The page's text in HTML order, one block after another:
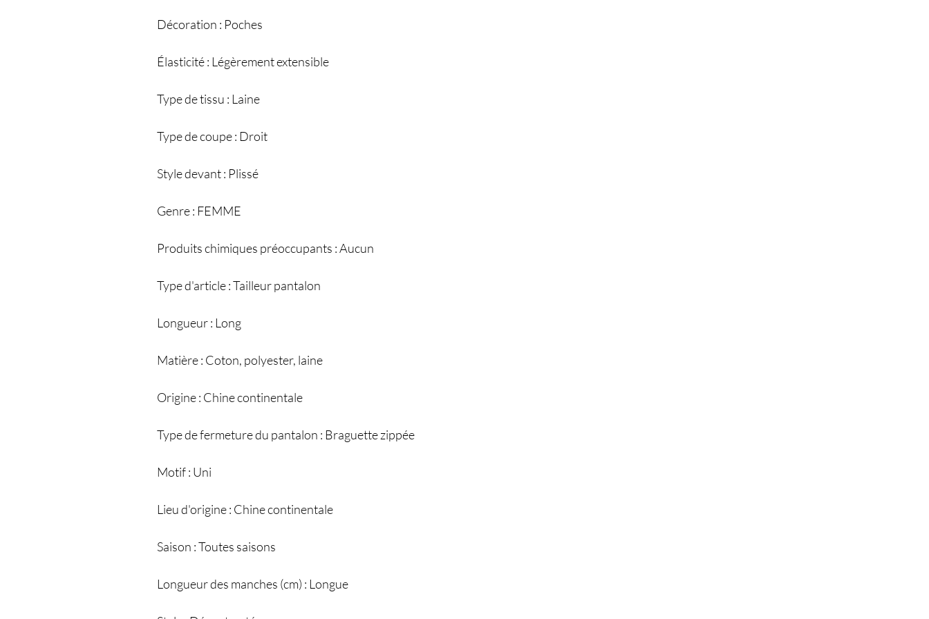
Décoration : Poches
Élasticité : Légèrement extensible
Type de tissu : Laine
Type de coupe : Droit
Style devant : Plissé
Genre : FEMME
Produits chimiques préoccupants : Aucun
Type d'article : Tailleur pantalon
Longueur : Long
Matière : Coton, polyester, laine
Origine : Chine continentale
Type de fermeture du pantalon : Braguette zippée
Motif : Uni
Lieu d'origine : Chine continentale
Saison : Toutes saisons
Longueur des manches (cm) : Longue